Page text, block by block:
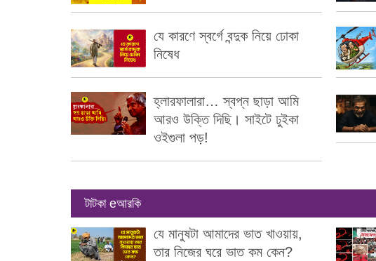
যে কারণে স্বর্গে বন্দুক নিয়ে ঢোকা
নিষেধ
হ্লারফালারা… স্বপ্ন ছাড়া আমি
আরও উক্তি দিছি। সাইটে ঢুইকা
ওইগুলা পড়!
টাটকা eআরকি
যে মানুষটা আমাদের ভাত খাওয়ায়,
তার নিজের ঘরে ভাত কম কেন?